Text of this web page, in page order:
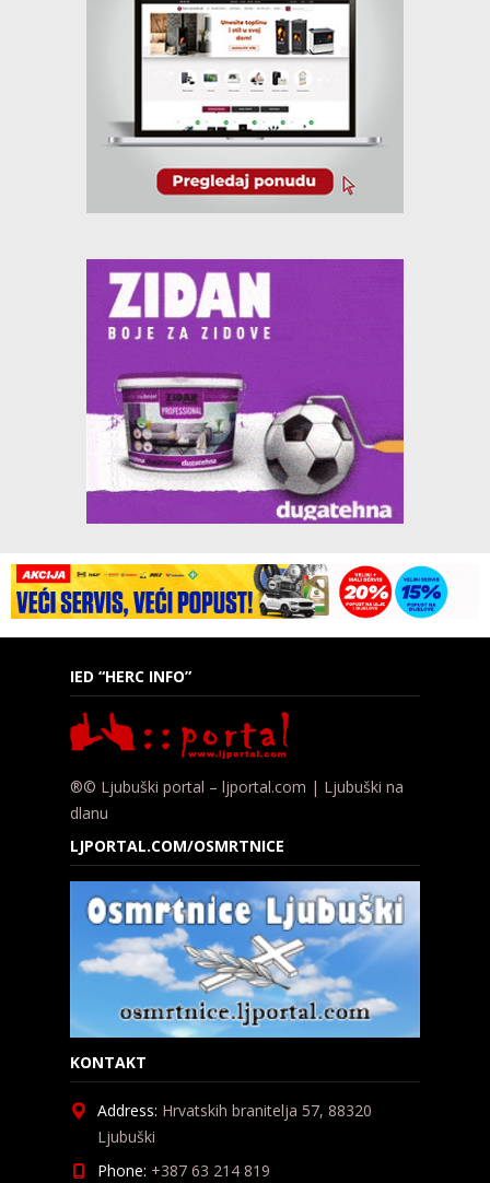
IED “HERC INFO”
®© Ljubuški portal – ljportal.com | Ljubuški na
dlanu
LJPORTAL.COM/OSMRTNICE
KONTAKT
Address: Hrvatskih branitelja 57, 88320
Ljubuški
Phone: +387 63 214 819